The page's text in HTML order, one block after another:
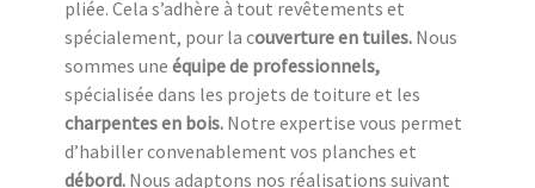
pliée. Cela s’adhère à tout revêtements et
spécialement, pour la couverture en tuiles. Nous
sommes une équipe de professionnels,
spécialisée dans les projets de toiture et les
charpentes en bois. Notre expertise vous permet
d’habiller convenablement vos planches et
débord. Nous adaptons nos réalisations suivant